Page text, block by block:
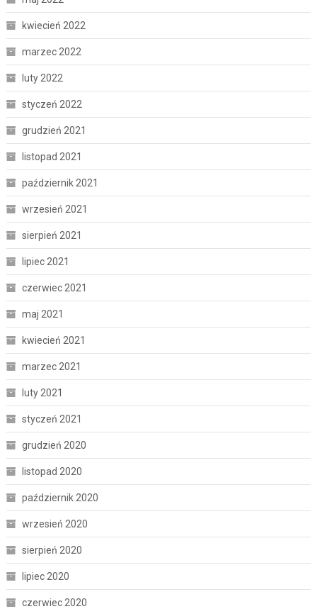
kwiecień 2022
marzec 2022
luty 2022
styczeń 2022
grudzień 2021
listopad 2021
październik 2021
wrzesień 2021
sierpień 2021
lipiec 2021
czerwiec 2021
maj 2021
kwiecień 2021
marzec 2021
luty 2021
styczeń 2021
grudzień 2020
listopad 2020
październik 2020
wrzesień 2020
sierpień 2020
lipiec 2020
czerwiec 2020